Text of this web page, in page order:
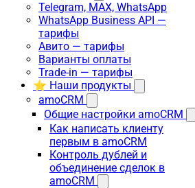
Telegram, MAX, WhatsApp
WhatsApp Business API —
тарифы
Авито — тарифы
Варианты оплаты
Trade-in — тарифы
⭐ Наши продукты
amoCRM
Общие настройки amoCRM
Как написать клиенту
первым в amoCRM
Контроль дублей и
объединение сделок в
amoCRM